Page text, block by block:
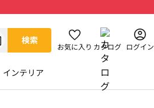
検索
お気に入り カタログ ログイン
インテリア